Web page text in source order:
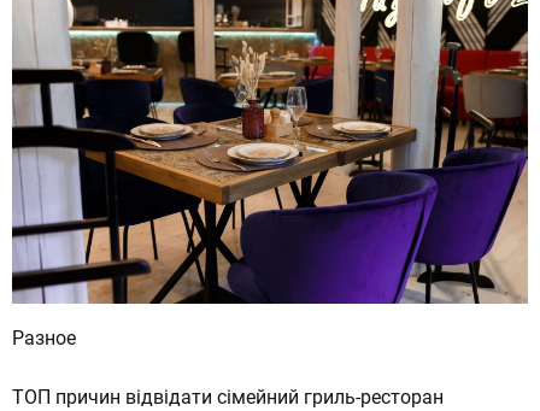
Разное
ТОП причин відвідати сімейний гриль-ресторан